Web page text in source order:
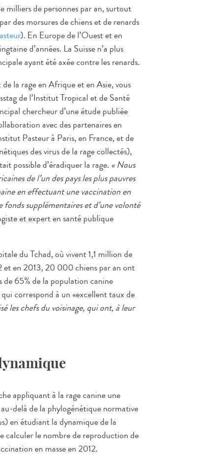
milliers de personnes par an, surtout
des morsures de chiens et de renards
). En Europe de l’Ouest et en
d’années. La Suisse n’a plus
ayant été axée contre les renards.
la rage en Afrique et en Asie, vous
de l’Institut Tropical et de Santé
chercheur d’une étude publiée
avec des partenaires en
Pasteur à Paris, en France, et de
des virus de la rage collectés),
possible d’éradiquer la rage. « Nous
de l’un des pays les plus pauvres
en effectuant une vaccination en
fonds supplémentaires et d’une volonté
et expert en santé publique
du Tchad, où vivent 1,1 million de
et en 2013, 20 000 chiens par an ont
de 65% de la population canine
correspond à un «excellent taux de
les chefs du voisinage, qui ont, à leur
appliquant à la rage canine une
delà de la phylogénétique normative
en étudiant la dynamique de la
calculer le nombre de reproduction de
en masse en 2012.